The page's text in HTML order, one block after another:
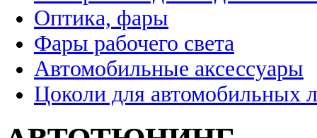
Оптика, фары
Фары рабочего света
Автомобильные аксессуары
Цоколи для автомобильных